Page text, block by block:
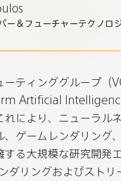
ュ
ア
ル
ン
ピ
ュ
ー
テ
ィ
ル
ン
ピ
ュ
ー
テ
ィ
ル
ン
ピ
ュ
ー
テ
ィ
ア
ル
ン
ピ
ュ
ー
テ
ィ
ー＆フューチャーテクノロ
ーティンググループ（
Artificial Intelligence
により、ニューラル
ゲームレンダリング
する大規模な研究開発
ダリングおよびスト